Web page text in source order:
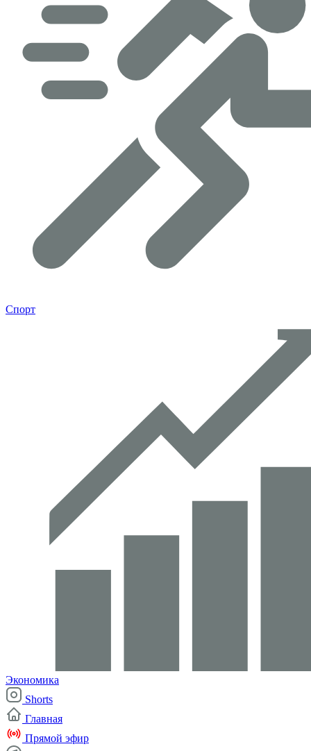
Спорт
Экономика
Shorts
Главная
Прямой эфир